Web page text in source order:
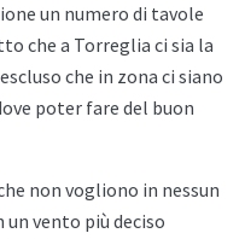
un numero di tavole
che a Torreglia ci sia la
che in zona ci siano
poter fare del buon
non vogliono in nessun
vento più deciso